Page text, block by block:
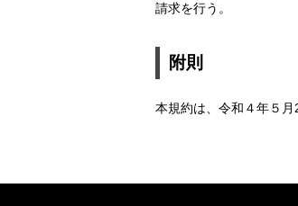
請求を行う。
附則
本規約は、令和４年５月